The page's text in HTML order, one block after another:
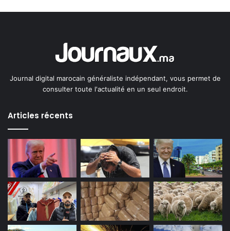
Journal digital marocain généraliste indépendant, vous permet de
consulter toute l'actualité en un seul endroit.
Articles récents